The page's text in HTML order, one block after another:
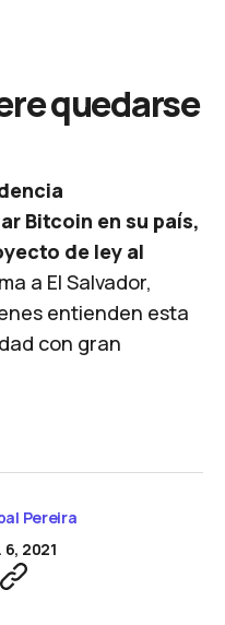
quedarse
Bitcoin en su país,
de ley al
a El Salvador,
entienden esta
con gran
Pereira
6, 2021